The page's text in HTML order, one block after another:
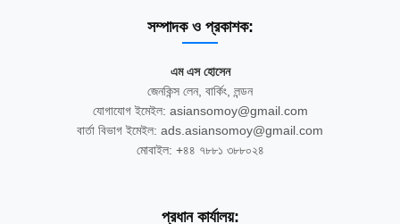
সম্পাদক ও প্রকাশক:
এম এস হোসেন
জেনকিন্স লেন, বার্কিং, লন্ডন
যোগাযোগ ইমেইল: asiansomoy@gmail.com
বার্তা বিভাগ ইমেইল: ads.asiansomoy@gmail.com
মোবাইল: +৪৪ ৭৮৮১ ৩৮৮০২৪
প্রধান কার্যালয়: